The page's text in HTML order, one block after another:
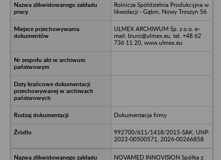
Rolnicza Spółdzielnia Produkcyjna w
likwidacji - Gąbin, Nowy Troszyn 56
ULMEX ARCHIWUM Sp. z o.o. e-
mail: biuro@ulmex.eu, tel. +48 62
736 11 20, www.ulmex.eu
Dokumentacja firmy
992700/611/1418/2015-SAK; UNP:
2023-00500571, 2026-00266858
NOVAMED INNOVISION Spółka z